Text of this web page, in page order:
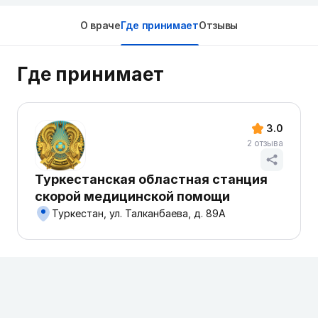
О врачеГде принимаетОтзывы
Где принимает
Туркестанская областная станция
скорой медицинской помощи
Туркестан, ул. Талканбаева, д. 89А
3.0
2 отзыва